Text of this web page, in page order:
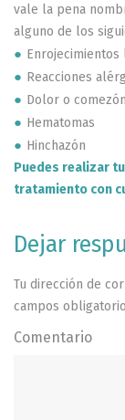
vale la pena
alguno de los
Enrojecimientos
Reacciones
Dolor o comezón
Hematomas
Hinchazón
Puedes realizar
tratamiento con
Dejar
Tu dirección de
campos
Comentario